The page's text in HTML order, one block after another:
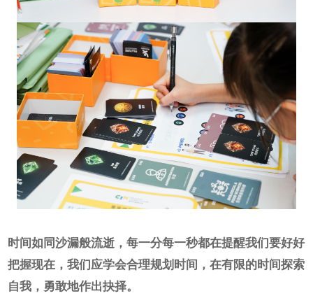
时间如同沙漏般流逝，每一分每一秒都在提醒我们要好好
把握现在，我们应学会合理规划时间，在有限的时间探索
自我，勇敢地作出抉择。